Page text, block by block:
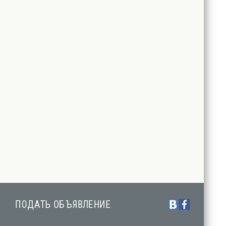
ПОДАТЬ ОБЪЯВЛЕНИЕ